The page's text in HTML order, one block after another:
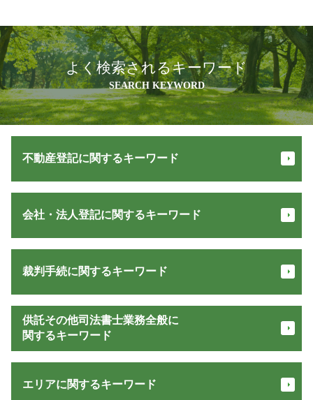
よく検索されるキーワード
SEARCH KEYWORD
不動産登記に関するキーワード
抵当権 解除
家 名義変更
相続登記 必要書類
抵当権 抹消 手続き
不動産相続登記 義務化
マンション 登記 費用
登記 住所 変更
会社・法人登記に関するキーワード
登記 オンライン
資本金 変更
合同会社設立 流れ
合同 会社 株式 違い
定款 目的
裁判手続に関するキーワード
交通事故 損害賠償
少額訴訟 流れ
家賃 返済請求
債権回収 方法
供託その他司法書士業務全般に
関するキーワード
不正 請求
エリアに関するキーワード